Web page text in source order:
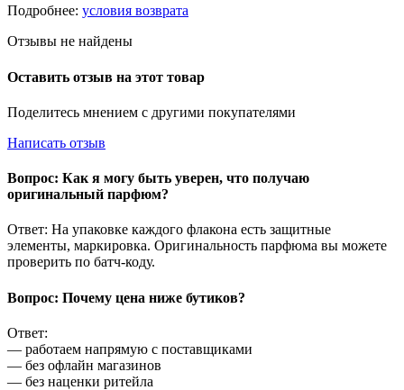
Подробнее: условия возврата
Отзывы не найдены
Оставить отзыв на этот товар
Поделитесь мнением с другими покупателями
Написать отзыв
Вопрос: Как я могу быть уверен, что получаю
оригинальный парфюм?
Ответ: На упаковке каждого флакона есть защитные
элементы, маркировка. Оригинальность парфюма вы можете
проверить по батч-коду.
Вопрос: Почему цена ниже бутиков?
Ответ:
— работаем напрямую с поставщиками
— без офлайн магазинов
— без наценки ритейла